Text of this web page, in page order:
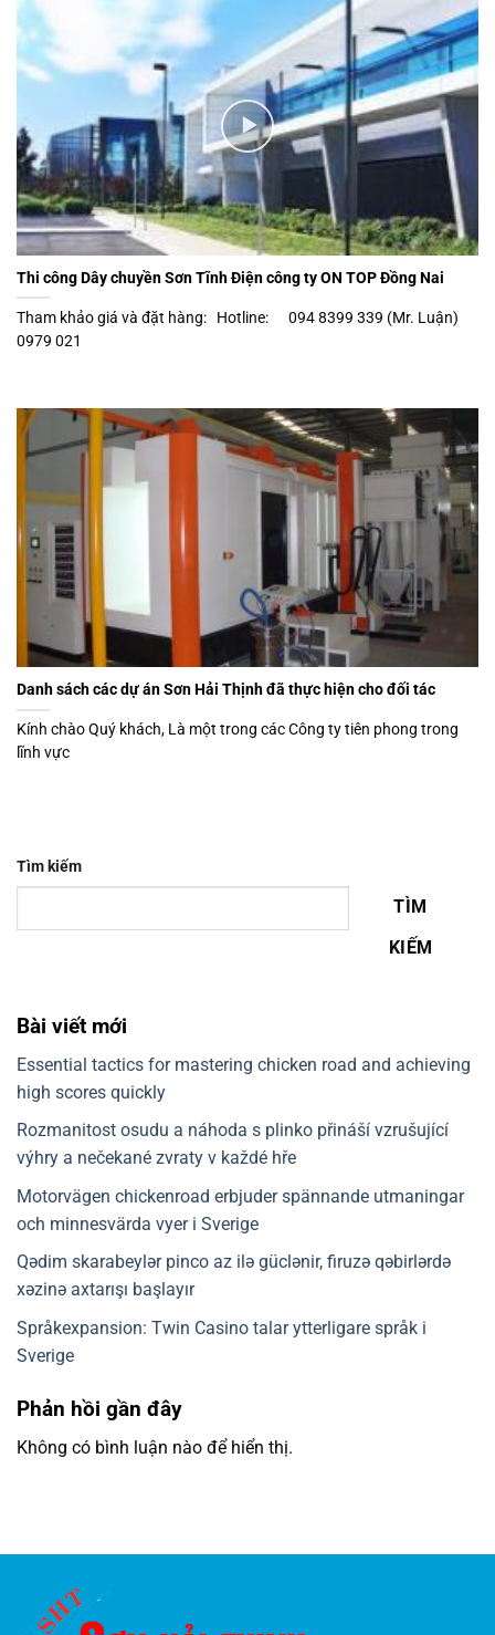
Thi công Dây chuyền Sơn Tĩnh Điện công ty ON TOP Đồng Nai
Tham khảo giá và đặt hàng: Hotline: 094 8399 339 (Mr. Luận)
0979 021
Danh sách các dự án Sơn Hải Thịnh đã thực hiện cho đối tác
Kính chào Quý khách, Là một trong các Công ty tiên phong trong
lĩnh vực
Tìm kiếm
TÌM
KIẾM
Bài viết mới
Essential tactics for mastering chicken road and achieving
high scores quickly
Rozmanitost osudu a náhoda s plinko přináší vzrušující
výhry a nečekané zvraty v každé hře
Motorvägen chickenroad erbjuder spännande utmaningar
och minnesvärda vyer i Sverige
Qədim skarabeylər pinco az ilə güclənir, firuzə qəbirlərdə
xəzinə axtarışı başlayır
Språkexpansion: Twin Casino talar ytterligare språk i
Sverige
Phản hồi gần đây
Không có bình luận nào để hiển thị.